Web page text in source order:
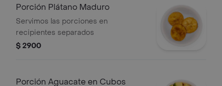
Porción Plátano Maduro
Servimos las porciones en
recipientes separados
$ 2900
Porción Aguacate en Cubos